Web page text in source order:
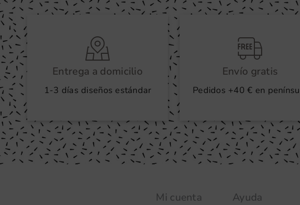
Entrega a domicilio
1-3 días diseños estándar
Envío gratis
Pedidos +40 € en
Mi cuenta Ayuda